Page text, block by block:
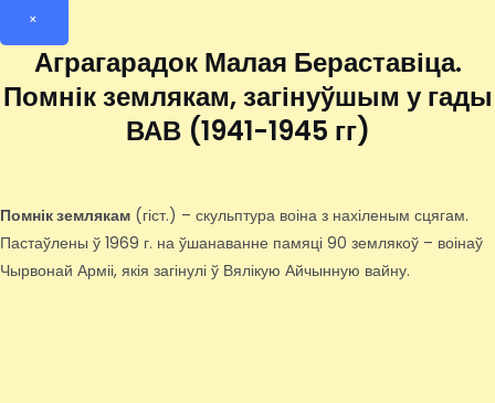
×
Аграгарадок Малая Бераставіца.
Помнік землякам, загінуўшым у гады
ВАВ (1941-1945 гг)
Помнік землякам (гіст.) – скульптура воіна з нахіленым сцягам.
Пастаўлены ў 1969 г. на ўшанаванне памяці 90 землякоў – воінаў
Чырвонай Арміі, якія загінулі ў Вялікую Айчынную вайну.